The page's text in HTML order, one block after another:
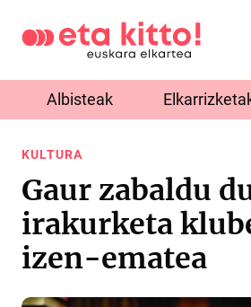
Albisteak
KULTURA
Gaur zabaldu
irakurketa
izen-ematea